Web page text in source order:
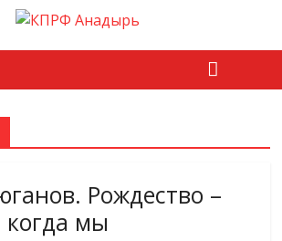
Рождество –
когда мы